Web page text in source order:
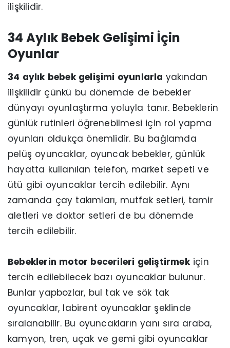
ilişkilidir.
34 Aylık Bebek Gelişimi İçin
Oyunlar
34 aylık bebek gelişimi oyunlarla yakından
ilişkilidir çünkü bu dönemde de bebekler
dünyayı oyunlaştırma yoluyla tanır. Bebeklerin
günlük rutinleri öğrenebilmesi için rol yapma
oyunları oldukça önemlidir. Bu bağlamda
pelüş oyuncaklar, oyuncak bebekler, günlük
hayatta kullanılan telefon, market sepeti ve
ütü gibi oyuncaklar tercih edilebilir. Aynı
zamanda çay takımları, mutfak setleri, tamir
aletleri ve doktor setleri de bu dönemde
tercih edilebilir.
Bebeklerin motor becerileri geliştirmekiçin
tercih edilebilecek bazı oyuncaklar bulunur.
Bunlar yapbozlar, bul tak ve sök tak
oyuncaklar, labirent oyuncaklar şeklinde
sıralanabilir. Bu oyuncakların yanı sıra araba,
kamyon, tren, uçak ve gemi gibi oyuncaklar